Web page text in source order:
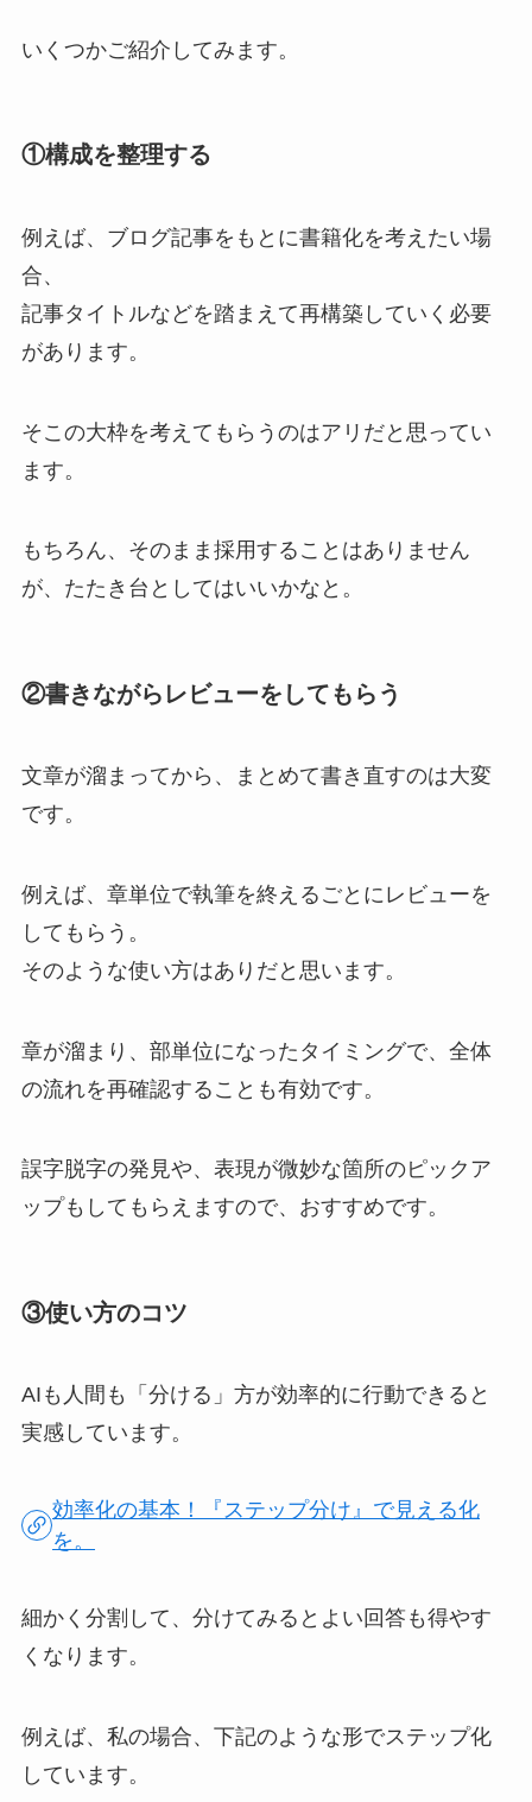
いくつかご紹介してみます。
①構成を整理する
例えば、ブログ記事をもとに書籍化を考えたい場
合、
記事タイトルなどを踏まえて再構築していく必要
があります。
そこの大枠を考えてもらうのはアリだと思ってい
ます。
もちろん、そのまま採用することはありません
が、たたき台としてはいいかなと。
②書きながらレビューをしてもらう
文章が溜まってから、まとめて書き直すのは大変
です。
例えば、章単位で執筆を終えるごとにレビューを
してもらう。
そのような使い方はありだと思います。
章が溜まり、部単位になったタイミングで、全体
の流れを再確認することも有効です。
誤字脱字の発見や、表現が微妙な箇所のピックア
ップもしてもらえますので、おすすめです。
③使い方のコツ
AIも人間も「分ける」方が効率的に行動できると
実感しています。
効率化の基本！『ステップ分け』で見える化
を。
細かく分割して、分けてみるとよい回答も得やす
くなります。
例えば、私の場合、下記のような形でステップ化
しています。